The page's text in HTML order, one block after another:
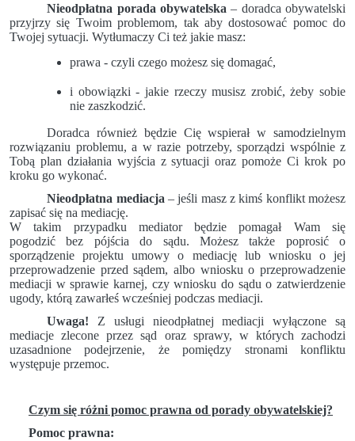
Nieodpłatna porada obywatelska – doradca obywatelski
przyjrzy się Twoim problemom, tak aby dostosować pomoc do
Twojej sytuacji. Wytłumaczy Ci też jakie masz:
prawa - czyli czego możesz się domagać,
i obowiązki - jakie rzeczy musisz zrobić, żeby sobie
nie zaszkodzić.
Doradca również będzie Cię wspierał w samodzielnym
rozwiązaniu problemu, a w razie potrzeby, sporządzi wspólnie z
Tobą plan działania wyjścia z sytuacji oraz pomoże Ci krok po
kroku go wykonać.
Nieodpłatna mediacja – jeśli masz z kimś konflikt możesz
zapisać się na mediację.
W takim przypadku mediator będzie pomagał Wam się
pogodzić bez pójścia do sądu. Możesz także poprosić o
sporządzenie projektu umowy o mediację lub wniosku o jej
przeprowadzenie przed sądem, albo wniosku o przeprowadzenie
mediacji w sprawie karnej, czy wniosku do sądu o zatwierdzenie
ugody, którą zawarłeś wcześniej podczas mediacji.
Uwaga! Z usługi nieodpłatnej mediacji wyłączone są
mediacje zlecone przez sąd oraz sprawy, w których zachodzi
uzasadnione podejrzenie, że pomiędzy stronami konfliktu
występuje przemoc.
Czym się różni pomoc prawna od porady obywatelskiej?
Pomoc prawna: